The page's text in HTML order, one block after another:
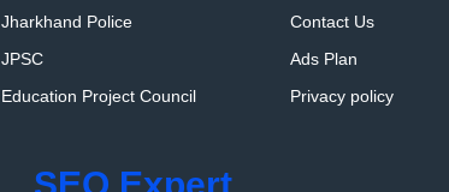
Jharkhand Police
JPSC
Education Project Council
Contact Us
Ads Plan
Privacy policy